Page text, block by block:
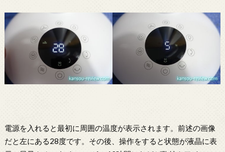
電源を入れると最初に周囲の温度が表示されます。前述の画像
だと左にある28度です。その後、操作をすると状態が液晶に表